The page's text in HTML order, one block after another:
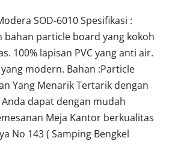
SOD-6010 Spesifikasi :
bahan particle board yang kokoh
100% lapisan PVC yang anti air.
modern. Bahan :Particle
Yang Menarik Tertarik dengan
dapat dengan mudah
Meja Kantor berkualitas
No 143 ( Samping Bengkel